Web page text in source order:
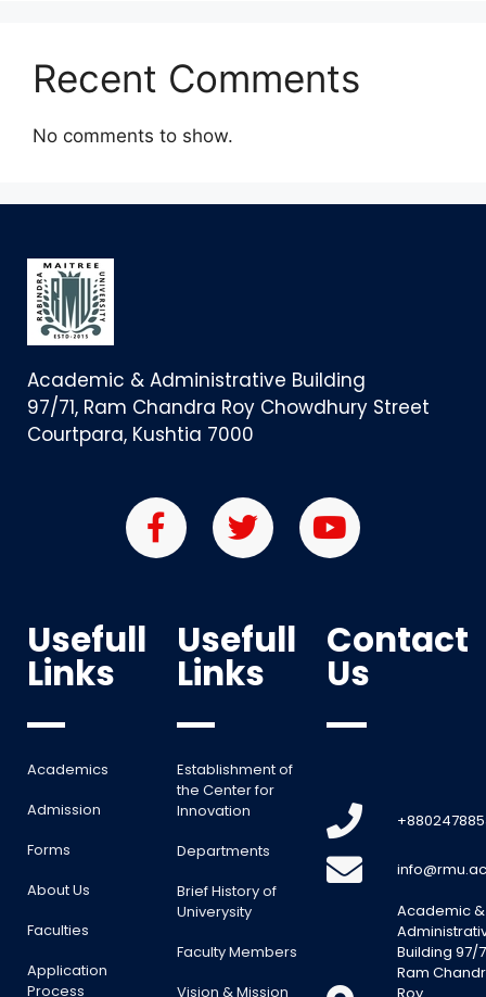
Recent Comments
No comments to show.
Academic & Administrative Building
97/71, Ram Chandra Roy Chowdhury Street
Courtpara, Kushtia 7000
Usefull
Links
Academics
Admission
Forms
About Us
Faculties
Application
Process
Usefull
Links
Establishment of
the Center for
Innovation
Departments
Brief History of
Univerysity
Faculty Members
Vision & Mission
Contact
Us
Academic &
Building 97/
Ram
Roy